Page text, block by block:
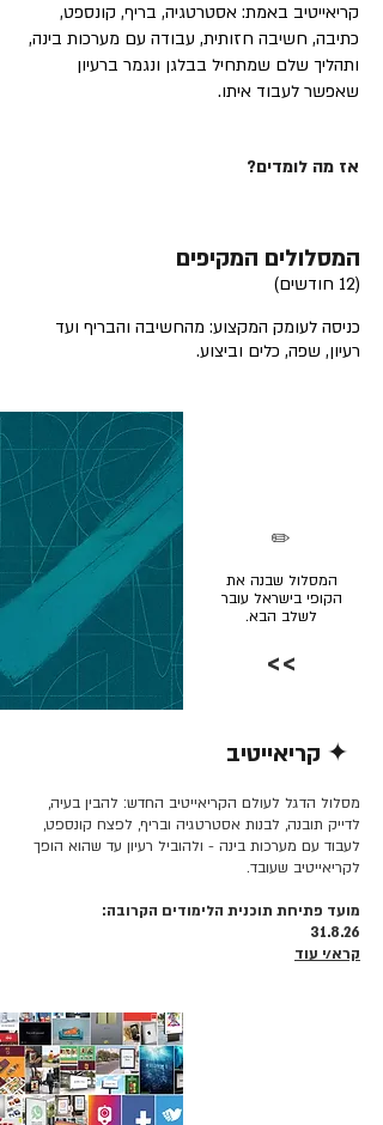
קריאייטיב באמת: אסטרטגיה, בריף, קונספט,
כתיבה, חשיבה חזותית, עבודה עם מערכות בינה,
ותהליך שלם שמתחיל בבלגן ונגמר ברעיון
שאפשר לעבוד איתו.
אז מה לומדים?
המסלולים המקיפים
(12 חודשים)
כניסה לעומק המקצוע: מהחשיבה והבריף ועד
רעיון, שפה, כלים וביצוע.
המסלול שבנה את
הקופי בישראל עובר
לשלב הבא.
✏️
>>
✦ קריאייטיב
מסלול הדגל לעולם הקריאייטיב החדש: להבין בעיה,
לדייק תובנה, לבנות אסטרטגיה ובריף, לפצח קונספט,
לעבוד עם מערכות בינה - ולהוביל רעיון עד שהוא הופך
לקריאייטיב שעובד.
מועד פתיחת תוכנית הלימודים הקרובה:
31.8.26
קרא/י עוד